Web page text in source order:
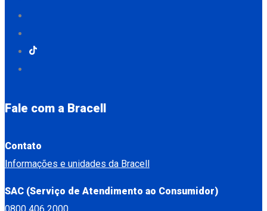
Fale com a Bracell
Contato
Informações e unidades da Bracell
SAC (Serviço de Atendimento ao Consumidor)